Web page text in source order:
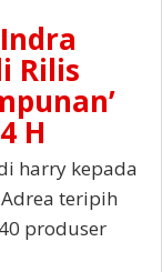
Indra
Rilis
H
harry kepada
teripih
produser